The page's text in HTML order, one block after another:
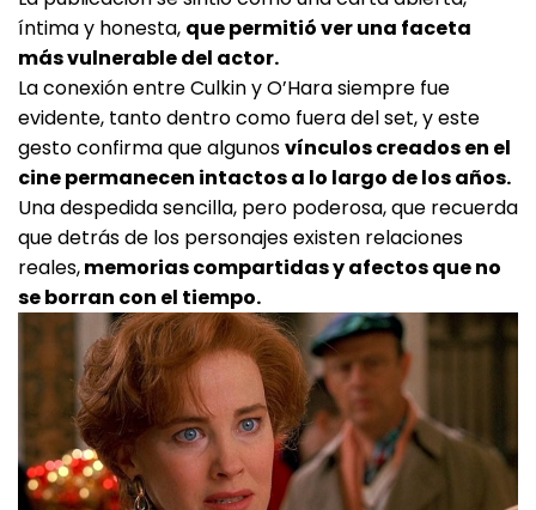
íntima y honesta, que permitió ver una faceta
más vulnerable del actor.
La conexión entre Culkin y O’Hara siempre fue
evidente, tanto dentro como fuera del set, y este
gesto confirma que algunosvínculos creados en el
cine permanecen intactos a lo largo de los años.
Una despedida sencilla, pero poderosa, que recuerda
que detrás de los personajes existen relaciones
reales,memorias compartidas y afectos que no
se borran con el tiempo.